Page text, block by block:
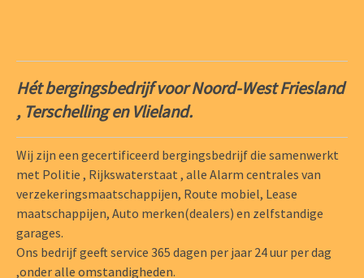
Hét bergingsbedrijf voor Noord-West Friesland
, Terschelling en Vlieland.
Wij zijn een gecertificeerd bergingsbedrijf die samenwerkt
met Politie , Rijkswaterstaat , alle Alarm centrales van
verzekeringsmaatschappijen, Route mobiel, Lease
maatschappijen, Auto merken(dealers) en zelfstandige
garages.
Ons bedrijf geeft service 365 dagen per jaar 24 uur per dag
,onder alle omstandigheden.